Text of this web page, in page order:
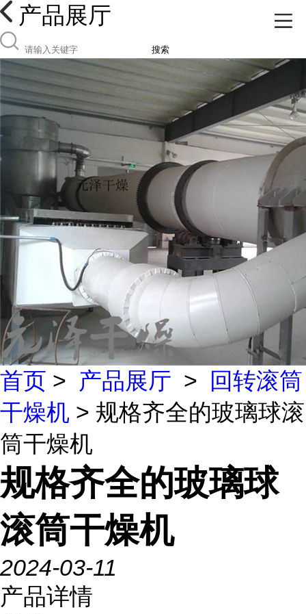
产品展厅
搜索
首页 > 产品展厅 >
回转滚筒
干燥机 > 规格齐全的玻璃球滚
筒干燥机
规格齐全的玻璃球
滚筒干燥机
2024-03-11
产品详情